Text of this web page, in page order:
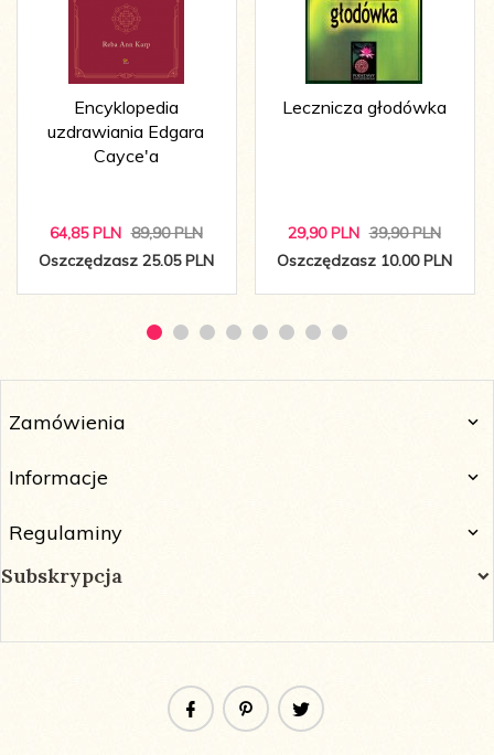
Encyklopedia
uzdrawiania Edgara
Cayce'a
64,85 PLN 89,90 PLN
Oszczędzasz 25.05 PLN
Lecznicza głodówka
29,90 PLN 39,90 PLN
Oszczędzasz 10.00 PLN
Zamówienia
Informacje
Regulaminy
Subskrypcja